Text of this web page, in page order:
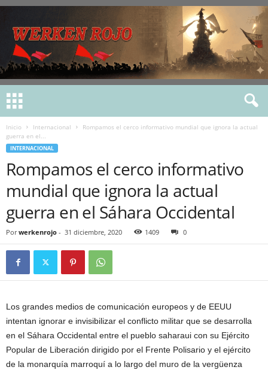
Inicio Internacional
Rompamos el cerco informativo mundial que ignora la actual
guerra en el...
INTERNACIONAL
Rompamos el cerco informativo
mundial que ignora la actual
guerra en el Sáhara Occidental
Por werkenrojo - 31 diciembre, 2020 1409 0
Los grandes medios de comunicación europeos y de EEUU
intentan ignorar e invisibilizar el conflicto militar que se desarrolla
en el Sáhara Occidental entre el pueblo saharaui con su Ejército
Popular de Liberación dirigido por el Frente Polisario y el ejército
de la monarquía marroquí a lo largo del muro de la vergüenza